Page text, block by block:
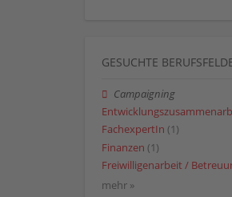
GESUCHTE
Campaigning
FachexpertIn (1)
Finanzen (1)
Freiwilligenarbeit /
mehr »